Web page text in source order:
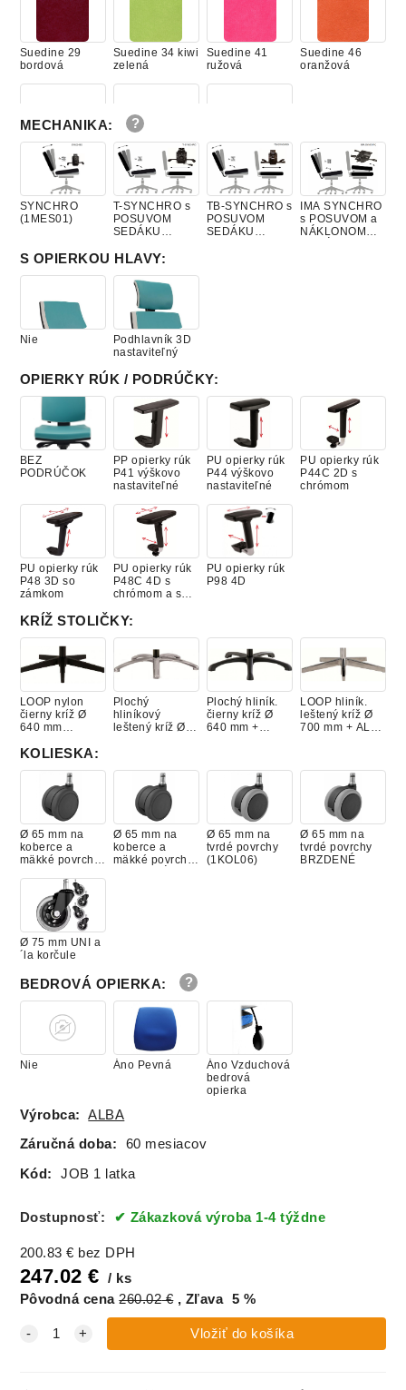
Suedine 29
bordová
Suedine 34 kiwi
zelená
Suedine 41
ružová
Suedine 46
oranžová
Suedine 59
zelená
Suedine 65
modrá svetlá
Suedine 109
béžová
MECHANIKA:
SYNCHRO
(1MES01)
T-SYNCHRO s
POSUVOM
SEDÁKU
TB-SYNCHRO s
POSUVOM
SEDÁKU
IMA SYNCHRO
s POSUVOM a
NÁKLONOM
S OPIERKOU HLAVY:
Nie
Podhlavník 3D
nastaviteľný
OPIERKY RÚK / PODRÚČKY:
BEZ
PODRÚČOK
PP opierky rúk
P41 výškovo
nastaviteľné
PU opierky rúk
P44 výškovo
nastaviteľné
PU opierky rúk
P44C 2D s
chrómom
PU opierky rúk
P48 3D so
zámkom
PU opierky rúk
P48C 4D s
chrómom a so
PU opierky rúk
P98 4D
KRÍŽ STOLIČKY:
LOOP nylon
čierny kríž Ø
640 mm
Plochý
hliníkový
leštený kríž Ø
Plochý hliník.
čierny kríž Ø
640 mm +
LOOP hliník.
leštený kríž Ø
700 mm + AL
KOLIESKA:
Ø 65 mm na
koberce a
mäkké povrchy
Ø 65 mm na
koberce a
mäkké povrchy
Ø 65 mm na
tvrdé povrchy
(1KOL06)
Ø 65 mm na
tvrdé povrchy
BRZDENÉ
Ø 75 mm UNI a
´la korčule
BEDROVÁ OPIERKA:
Nie Áno Pevná
Áno Vzduchová
bedrová
opierka
Výrobca: ALBA
Záručná doba: 60 mesiacov
Kód: JOB 1 latka
Dostupnosť: Zákazková výroba 1-4 týždne
200.83 € bez DPH
247.02 €
ks
Pôvodná cena 260.02€ Zľava 5 %